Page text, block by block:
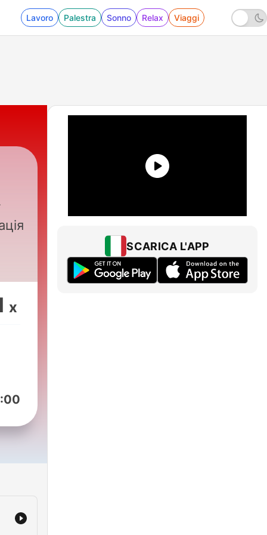
Lavoro Palestra Sonno Relax Viaggi
x
SCARICA L'APP